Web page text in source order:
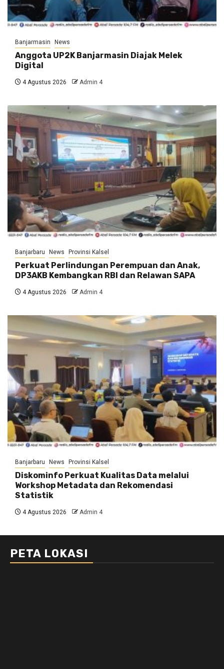
Banjarmasin News
Anggota UP2K Banjarmasin Diajak Melek
Digital
4 Agustus 2026 Admin 4
Banjarbaru News Provinsi Kalsel
Perkuat Perlindungan Perempuan dan Anak,
DP3AKB Kembangkan RBI dan Relawan SAPA
4 Agustus 2026 Admin 4
Banjarbaru News Provinsi Kalsel
Diskominfo Perkuat Kualitas Data melalui
Workshop Metadata dan Rekomendasi
Statistik
4 Agustus 2026 Admin 4
PETA LOKASI